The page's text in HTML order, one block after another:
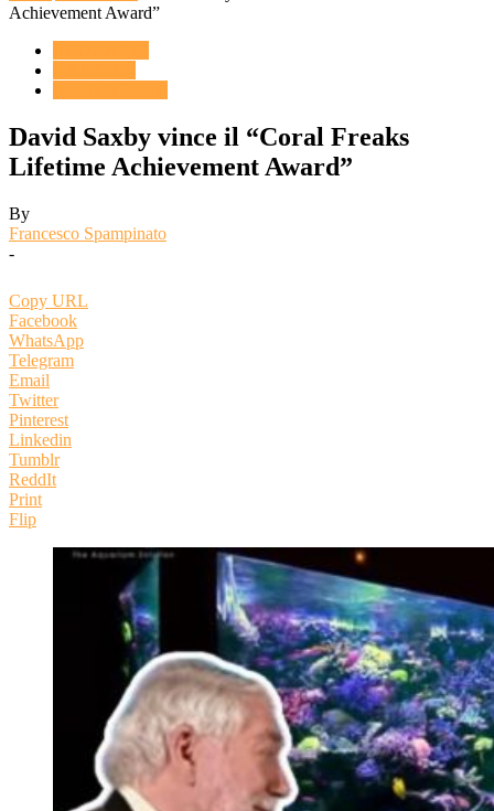
Achievement Award”
David Saxby vince il “Coral Freaks
Lifetime Achievement Award”
By
Francesco Spampinato
-
Copy URL
Facebook
WhatsApp
Telegram
Email
Twitter
Pinterest
Linkedin
Tumblr
ReddIt
Print
Flip